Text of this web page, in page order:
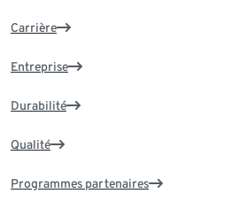
Carrière
Entreprise
Durabilité
Qualité
Programmes partenaires